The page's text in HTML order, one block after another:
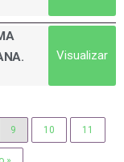
Visualizar
9 10 11